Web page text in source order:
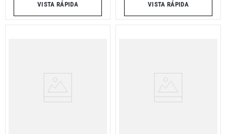
VISTA RÁPIDA VISTA RÁPIDA